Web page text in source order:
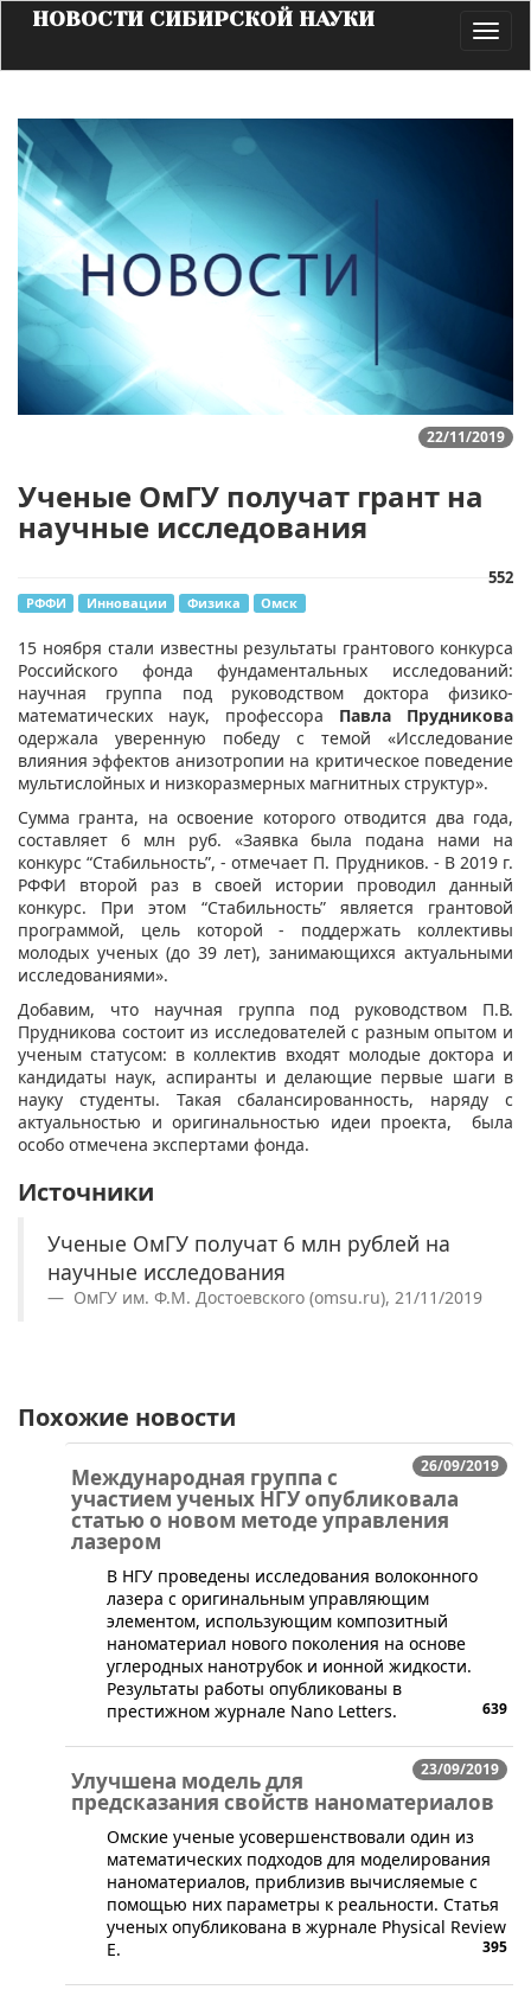
НОВОСТИ СИБИРСКОЙ НАУКИ
22/11/2019
Ученые ОмГУ получат грант на
научные исследования
552
РФФИ Инновации Физика Омск
​15 ноября стали известны результаты грантового конкурса
Российского фонда фундаментальных исследований:
научная группа под руководством доктора физико-
математических наук, профессора Павла Прудникова
одержала уверенную победу с темой «Исследование
влияния эффектов анизотропии на критическое поведение
мультислойных и низкоразмерных магнитных структур».
Сумма гранта, на освоение которого отводится два года,
составляет 6 млн руб. «Заявка была подана нами на
конкурс “Стабильность”, - отмечает П. Прудников. - В 2019 г.
РФФИ второй раз в своей истории проводил данный
конкурс. При этом “Стабильность” является грантовой
программой, цель которой - поддержать коллективы
молодых ученых (до 39 лет), занимающихся актуальными
исследованиями».
Добавим, что научная группа под руководством П.В.
Прудникова состоит из исследователей с разным опытом и
ученым статусом: в коллектив входят молодые доктора и
кандидаты наук, аспиранты и делающие первые шаги в
науку студенты. Такая сбалансированность, наряду с
актуальностью и оригинальностью идеи проекта, была
особо отмечена экспертами фонда.
Источники
Ученые ОмГУ получат 6 млн рублей на
научные исследования
ОмГУ им. Ф.М. Достоевского (omsu.ru), 21/11/2019
Похожие новости
26/09/2019
Международная группа с
участием ученых НГУ опубликовала
статью о новом методе управления
лазером
В НГУ проведены исследования волоконного
лазера с оригинальным управляющим
элементом, использующим композитный
наноматериал нового поколения на основе
углеродных нанотрубок и ионной жидкости.
Результаты работы опубликованы в
престижном журнале Nano Letters.
639
23/09/2019
Улучшена модель для
предсказания свойств наноматериалов
​Омские ученые усовершенствовали один из
математических подходов для моделирования
наноматериалов, приблизив вычисляемые с
помощью них параметры к реальности. Статья
ученых опубликована в журнале Physical Review
E.
395